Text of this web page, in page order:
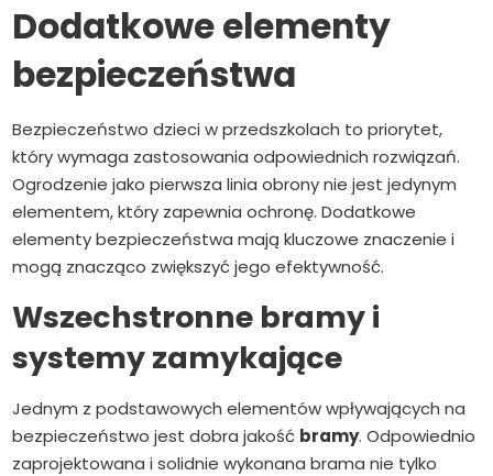
Dodatkowe elementy
bezpieczeństwa
Bezpieczeństwo dzieci w przedszkolach to priorytet,
który wymaga zastosowania odpowiednich rozwiązań.
Ogrodzenie jako pierwsza linia obrony nie jest jedynym
elementem, który zapewnia ochronę. Dodatkowe
elementy bezpieczeństwa mają kluczowe znaczenie i
mogą znacząco zwiększyć jego efektywność.
Wszechstronne bramy i
systemy zamykające
Jednym z podstawowych elementów wpływających na
bezpieczeństwo jest dobra jakość bramy. Odpowiednio
zaprojektowana i solidnie wykonana brama nie tylko